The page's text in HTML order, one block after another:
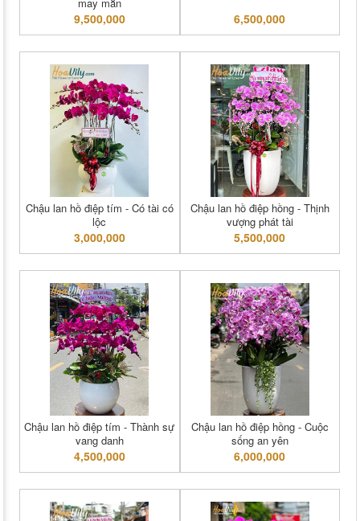
may mắn
9,500,000 6,500,000
Chậu lan hồ điệp tím - Có tài có
lộc
3,000,000
Chậu lan hồ điệp hồng - Thịnh
vượng phát tài
5,500,000
Chậu lan hồ điệp tím - Thành sự
vang danh
4,500,000
Chậu lan hồ điệp hồng - Cuộc
sống an yên
6,000,000